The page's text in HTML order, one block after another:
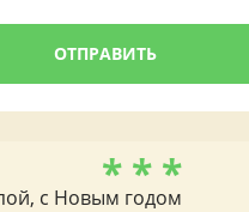
* * *
с Новым годом